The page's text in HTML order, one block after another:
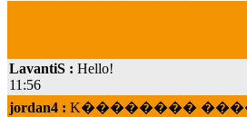
11:56
jordan4 :K��������
19:45